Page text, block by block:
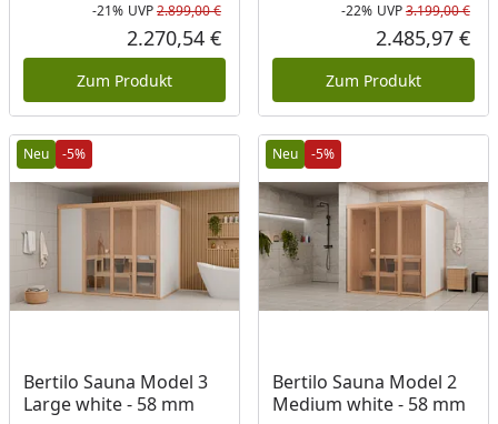
Rabatt in Prozent
-21%
Ursprünglicher Preis
UVP2.899,00 €
Aktueller Preis
2.270,54 €
Zum Produkt
-22% UVP3.199,00 €
2.485,97 €
Zum Produkt
Neu -5%
Bertilo Sauna Model 3
Large white - 58 mm
Neu -5%
Bertilo Sauna Model 2
Medium white - 58 mm